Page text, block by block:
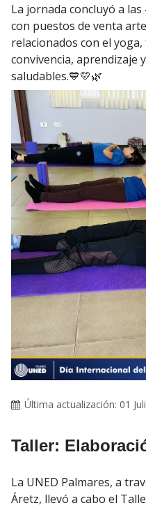
La jornada concluyó a las
con puestos de venta
relacionados con el
convivencia, aprendizaje
saludables.💙💛🌿
Última actualización: 01
Taller:
La UNED Palmares, a
Áretz, llevó a cabo el